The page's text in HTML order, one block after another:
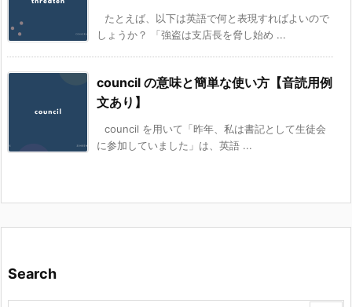
たとえば、以下は英語で何と表現すればよいので
しょうか？ 「強盗は支店長を脅し始め ...
council の意味と簡単な使い方【音読用例
文あり】
council を用いて「昨年、私は書記として生徒会
に参加していました」は、英語 ...
Search